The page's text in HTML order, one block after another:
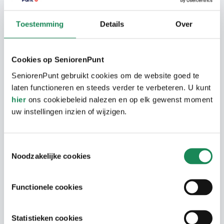
Toestemming Details Over
Cookies op SeniorenPunt
SeniorenPunt gebruikt cookies om de website goed te
laten functioneren en steeds verder te verbeteren. U kunt
hier ons cookiebeleid nalezen en op elk gewenst moment
uw instellingen inzien of wijzigen.
Noodzakelijke cookies
Functionele cookies
Statistieken cookies
Een mooi uitzicht en
bewegingsvrijheid
terwijl u uitkijkt over het water. Met de lift
gaat u naar beneden om te kaarten in de
ontmoetingsruimte. Of u wandelt naar
Winkelcentrum Achtse Barrier Noord of
gemeenschapshuis de Mortel. Met de auto
kunt alle kanten op als u in Cantershoef
Cantershoef